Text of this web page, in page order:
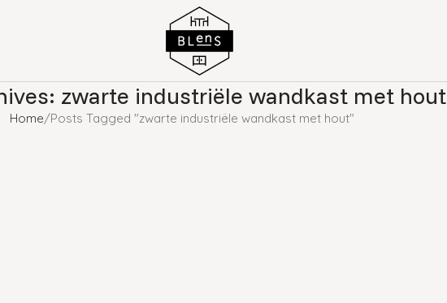
zwarte industriële wandkast met hout
Home Posts Tagged "zwarte industriële wandkast met hout"